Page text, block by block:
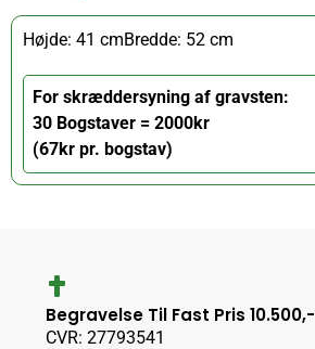
Højde: 41 cmBredde: 52 cm
For skræddersyning af gravsten:
30 Bogstaver = 2000kr
(67kr pr. bogstav)
Begravelse Til Fast Pris 10.500,-
CVR: 27793541